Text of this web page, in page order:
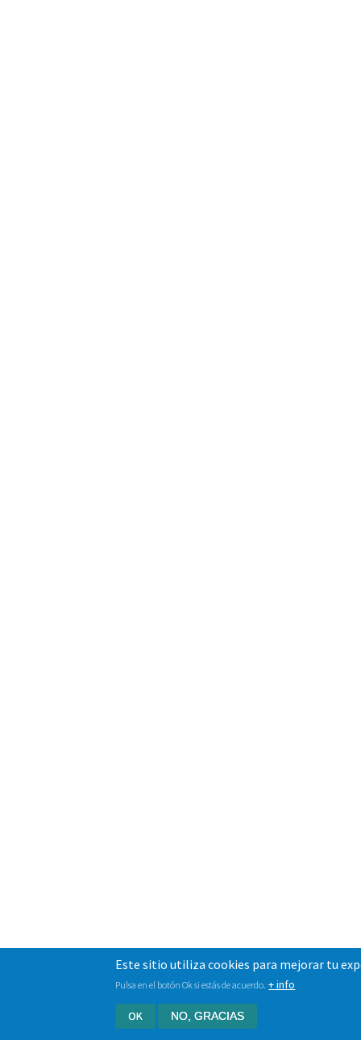
Este sitio utiliza cookies para mejorar tu
Pulsa en el botón Ok si estás de acuerdo. + info
OK NO, GRACIAS